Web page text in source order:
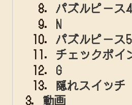
パズルピース4
N
パズルピース5
チェックポイ
G
隠れスイッチ
動画